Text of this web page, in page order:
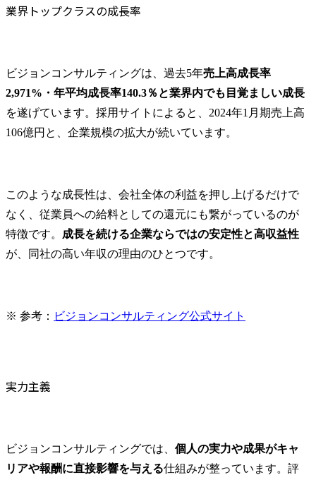
業界トップクラスの成長率
ビジョンコンサルティングは、過去5年売上高成長率
2,971%・年平均成長率140.3％と業界内でも目覚ましい成長
を遂げています。採用サイトによると、2024年1月期売上高
106億円と、企業規模の拡大が続いています。
このような成長性は、会社全体の利益を押し上げるだけで
なく、従業員への給料としての還元にも繋がっているのが
特徴です。 成長を続ける企業ならではの安定性と高収益性
が、同社の高い年収の理由のひとつです。
※ 参考： ビジョンコンサルティング公式サイト
実力主義
ビジョンコンサルティングでは、 個人の実力や成果がキャ
リアや報酬に直接影響を与える仕組みが整っています。評